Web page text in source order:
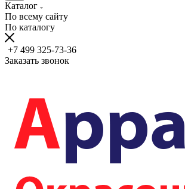
Каталог
По всему сайту
По каталогу
+7 499 325-73-36
Заказать звонок